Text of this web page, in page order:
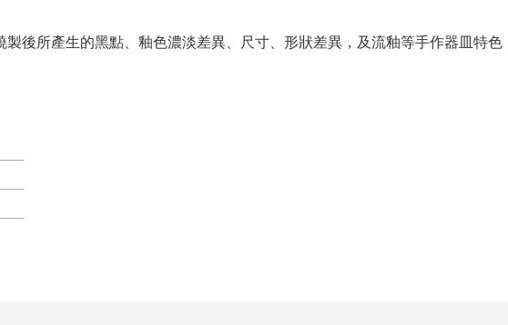
製後所產生的黑點、釉色濃淡差異、尺寸、形狀差異，及流釉等手作器皿特色